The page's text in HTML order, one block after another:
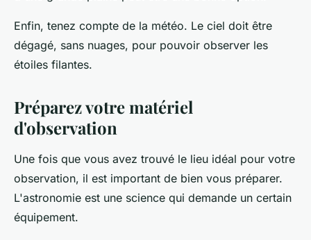
Enfin, tenez compte de la météo. Le ciel doit être
dégagé, sans nuages, pour pouvoir observer les
étoiles filantes.
Préparez votre matériel
d'observation
Une fois que vous avez trouvé le lieu idéal pour votre
observation, il est important de bien vous préparer.
L'astronomie est une science qui demande un certain
équipement.